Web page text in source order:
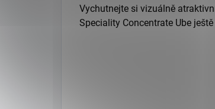
Vychutnejte si vizuálně
Speciality Concentrate Ube ještě